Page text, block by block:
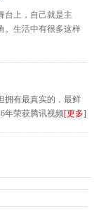
台上，自己就是主
。生活中有很多这样
拥有最真实的，最鲜
年荣获腾讯视频[更多]